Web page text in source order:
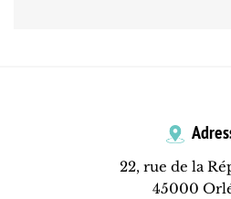
22, rue de la
45000